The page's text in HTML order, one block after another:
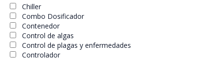
Chiller
Combo Dosificador
Contenedor
Control de algas
Control de plagas y enfermedades
Controlador